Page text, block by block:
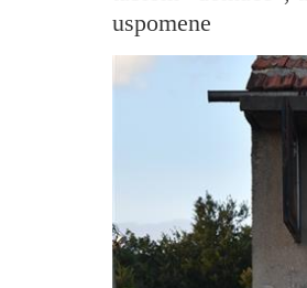
uspomene